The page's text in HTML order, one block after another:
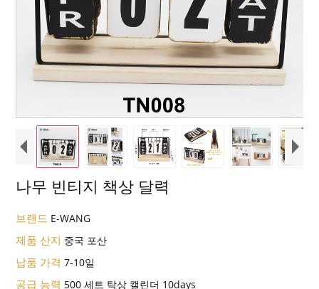
나무 빈티지 책상 달력
브랜드 E-WANG
제품 산지 중국 포산
납품 가격7-10일
공급 능력 500 세트 탁상 캘린더 10days